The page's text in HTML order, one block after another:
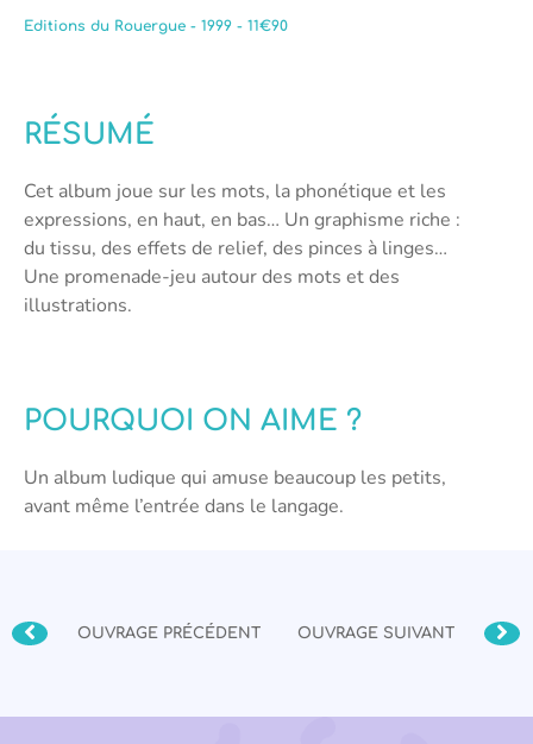
Editions du Rouergue - 1999 - 11€90
RÉSUMÉ
Cet album joue sur les mots, la phonétique et les
expressions, en haut, en bas… Un graphisme riche :
du tissu, des effets de relief, des pinces à linges…
Une promenade-jeu autour des mots et des
illustrations.
POURQUOI ON AIME ?
Un album ludique qui amuse beaucoup les petits,
avant même l’entrée dans le langage.
OUVRAGE PRÉCÉDENT OUVRAGE SUIVANT